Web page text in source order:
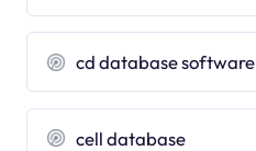
cd database software
cell database